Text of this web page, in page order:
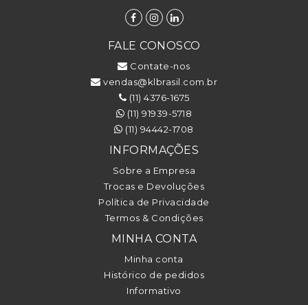
FALE CONOSCO
Contate-nos
vendas@klbrasil.com.br
(11) 4376-1675
(11) 91939-5718
(11) 94442-1708
INFORMAÇÕES
Sobre a Empresa
Trocas e Devoluções
Política de Privacidade
Termos & Condições
MINHA CONTA
Minha conta
Histórico de pedidos
Informativo